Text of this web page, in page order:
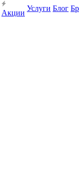
Акции
Услуги Блог